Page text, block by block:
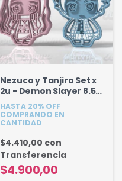
Nezuco y Tanjiro Set x
2u - Demon Slayer 8.5
cm
HASTA 20% OFF
COMPRANDO EN
CANTIDAD
$4.900,00
$4.410,00 con
Transferencia